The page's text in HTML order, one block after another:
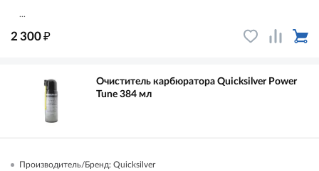
...
2 300₽
Очиститель карбюратора Quicksilver Power
Tune 384 мл
Производитель/Бренд: Quicksilver